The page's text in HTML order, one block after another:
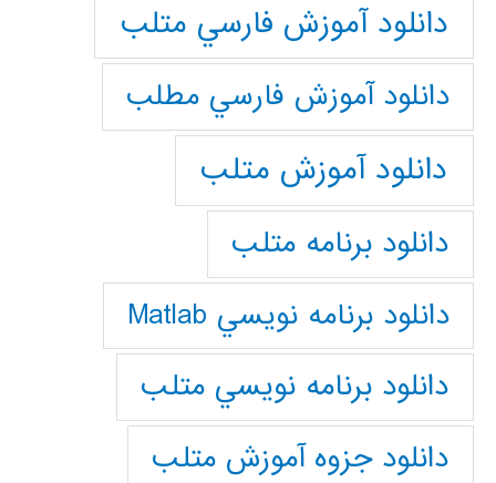
دانلود آموزش فارسي متلب
دانلود آموزش فارسي مطلب
دانلود آموزش متلب
دانلود برنامه متلب
دانلود برنامه نويسي Matlab
دانلود برنامه نويسي متلب
دانلود جزوه آموزش متلب